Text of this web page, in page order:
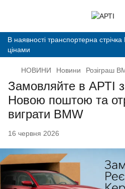
В наявності транспортерна
цінами
НОВИНИ Новини Розіграш
Замовляйте в АРТІ
Новою поштою та
виграти BMW
16 червня 2026